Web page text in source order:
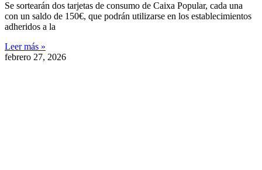
Se sortearán dos tarjetas de consumo de Caixa Popular, cada una
con un saldo de 150€, que podrán utilizarse en los establecimientos
adheridos a la
Leer más »
febrero 27, 2026